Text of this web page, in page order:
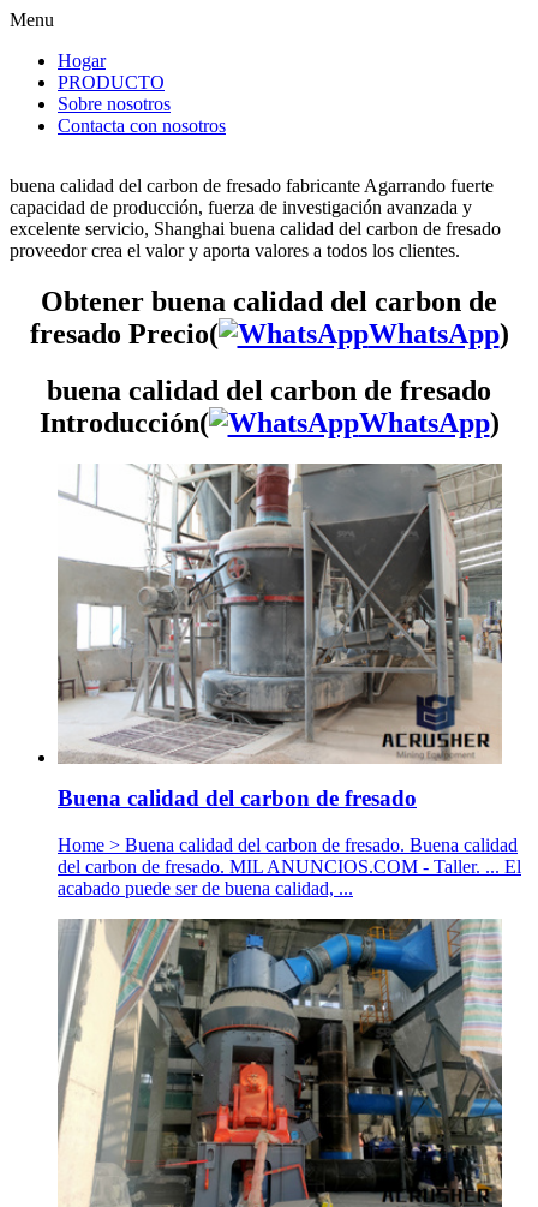
Menu
Hogar
PRODUCTO
Sobre nosotros
Contacta con nosotros
buena calidad del carbon de fresado fabricante Agarrando fuerte
capacidad de producción, fuerza de investigación avanzada y
excelente servicio, Shanghai buena calidad del carbon de fresado
proveedor crea el valor y aporta valores a todos los clientes.
Obtener buena calidad del carbon de
fresado Precio(
WhatsApp)
buena calidad del carbon de fresado
Introducción(
WhatsApp)
Buena calidad del carbon de fresado
Home > Buena calidad del carbon de fresado. Buena calidad
del carbon de fresado. MIL ANUNCIOS.COM - Taller. ... El
acabado puede ser de buena calidad, ...